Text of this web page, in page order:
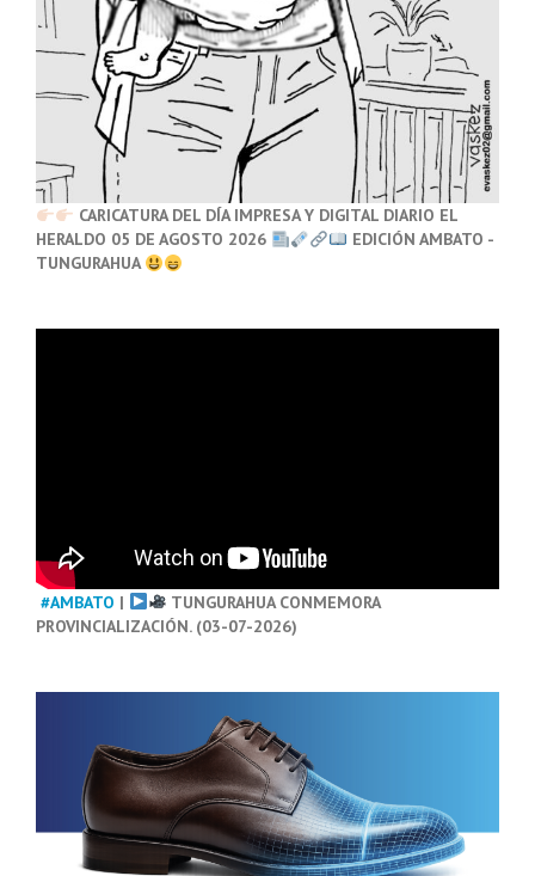
CARICATURA DEL DÍA IMPRESA Y DIGITAL DIARIO EL
HERALDO 05 DE AGOSTO 2026
EDICIÓN AMBATO -
TUNGURAHUA
#AMBATO |
TUNGURAHUA CONMEMORA
PROVINCIALIZACIÓN. (03-07-2026)